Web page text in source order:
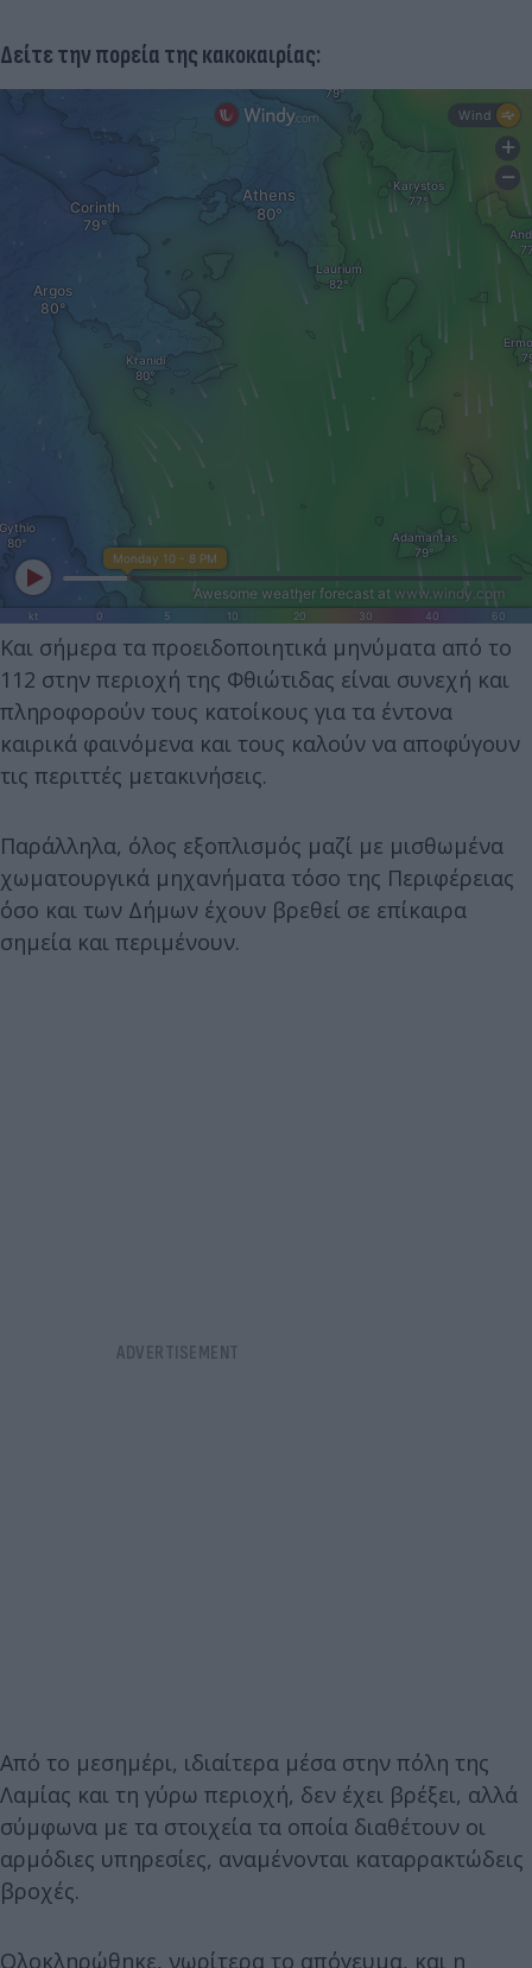
Δείτε την πορεία της κακοκαιρίας:
Και σήμερα τα προειδοποιητικά μηνύματα από το
112 στην περιοχή της Φθιώτιδας είναι συνεχή και
πληροφορούν τους κατοίκους για τα έντονα
καιρικά φαινόμενα και τους καλούν να αποφύγουν
τις περιττές μετακινήσεις.
Παράλληλα, όλος εξοπλισμός μαζί με μισθωμένα
χωματουργικά μηχανήματα τόσο της Περιφέρειας
όσο και των Δήμων έχουν βρεθεί σε επίκαιρα
σημεία και περιμένουν.
Από το μεσημέρι, ιδιαίτερα μέσα στην πόλη της
Λαμίας και τη γύρω περιοχή, δεν έχει βρέξει, αλλά
σύμφωνα με τα στοιχεία τα οποία διαθέτουν οι
αρμόδιες υπηρεσίες, αναμένονται καταρρακτώδεις
βροχές.
Ολοκληρώθηκε, νωρίτερα το απόγευμα, και η